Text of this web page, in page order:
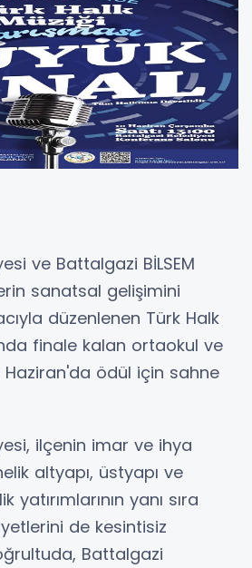
ve Battalgazi BİLSEM
sanatsal gelişimini
düzenlenen Türk Halk
finale kalan ortaokul ve
Haziran'da ödül için sahne
ilçenin imar ve ihya
altyapı, üstyapı ve
yanı sıra
de kesintisiz
Battalgazi